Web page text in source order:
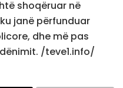
shoqëruar në
janë përfunduar
dhe më pas
/teve1.info/